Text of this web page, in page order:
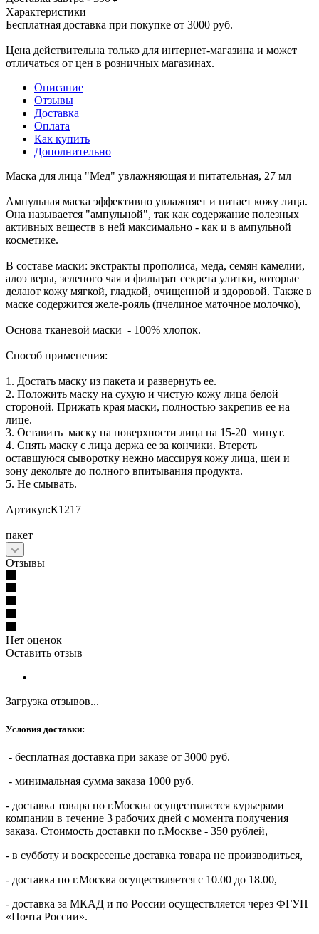
Характеристики
Бесплатная доставка при покупке от 3000 руб.
Цена действительна только для интернет-магазина и может
отличаться от цен в розничных магазинах.
Описание
Отзывы
Доставка
Оплата
Как купить
Дополнительно
Маска для лица "Мед" увлажняющая и питательная, 27 мл
Ампульная маска эффективно увлажняет и питает кожу лица.
Она называется "ампульной", так как содержание полезных
активных веществ в ней максимально - как и в ампульной
косметике.
В составе маски: экстракты прополиса, меда, семян камелии,
алоэ веры, зеленого чая и фильтрат секрета улитки, которые
делают кожу мягкой, гладкой, очищенной и здоровой. Также в
маске содержится желе-рояль (пчелиное маточное молочко),
Основа тканевой маски - 100% хлопок.
Способ применения:
1. Достать маску из пакета и развернуть ее.
2. Положить маску на сухую и чистую кожу лица белой
стороной. Прижать края маски, полностью закрепив ее на
лице.
3. Оставить маску на поверхности лица на 15-20 минут.
4. Снять маску с лица держа ее за кончики. Втереть
оставшуюся сыворотку нежно массируя кожу лица, шеи и
зону декольте до полного впитывания продукта.
5. Не смывать.
Артикул:К1217
пакет
Отзывы
Нет оценок
Оставить отзыв
Загрузка отзывов...
Условия доставки:
- бесплатная доставка при заказе от 3000 руб.
- минимальная сумма заказа 1000 руб.
- доставка товара по г.Москва осуществляется курьерами
компании в течение 3 рабочих дней с момента получения
заказа. Стоимость доставки по г.Москве - 350 рублей,
- в субботу и воскресенье доставка товара не производиться,
- доставка по г.Москва осуществляется с 10.00 до 18.00,
- доставка за МКАД и по России осуществляется через ФГУП
«Почта России».